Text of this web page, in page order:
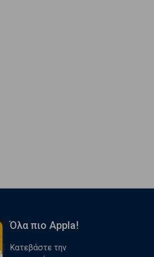
Όλα πιο Appla!
Κατεβάστε την